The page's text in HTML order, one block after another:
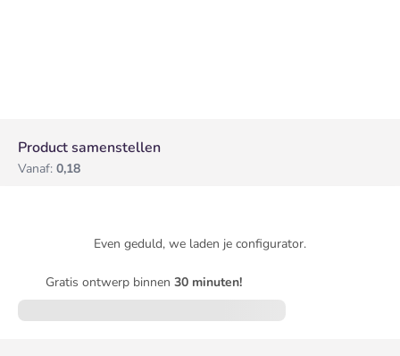
Product samenstellen
Vanaf: 0,18
Even geduld, we laden je configurator.
Gratis ontwerp binnen 30 minuten!